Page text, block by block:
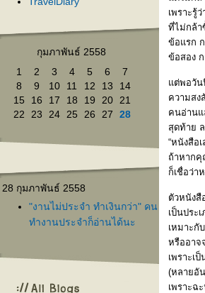
กุมภาพันธ์ 2558
1
2 3 4 5 6
7
8
9 10 11 12 13
14
15
16 17 18 19 20
21
22
23 24 25 26 27 28
28 กุมภาพันธ์ 2558
"งานไม่ประจำ ทำเงินกว่า" คน
ทำงานประจำก็อ่านได้นะ
เพราะรู้
ที่ไม่กล้า
ข้อแรก
ข้อสอง
ต่พอวัน
ความสง
คนอ่านแ
สุดท้าย
“หนังสือ
ถ้าหากคุ
ก็เชื่อว่า
ตัวหนัง
เป็นประ
เหมาะกั
หรืออาจ
เพราะเ
(หลายอั
เพราะฉ